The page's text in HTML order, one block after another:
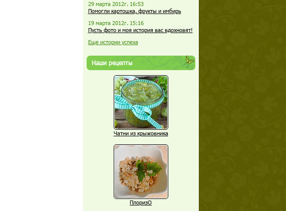
29 марта 2012г. 16:53
Помогли картошка, фрукты и имбирь
19 марта 2012г. 15:16
Пусть фото и моя история вас вдохновят!
Еще истории успеха
Наши рецепты
Чатни из крыжовника
ПлоризО